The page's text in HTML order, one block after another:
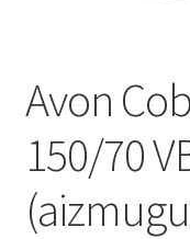
Avon
150/70